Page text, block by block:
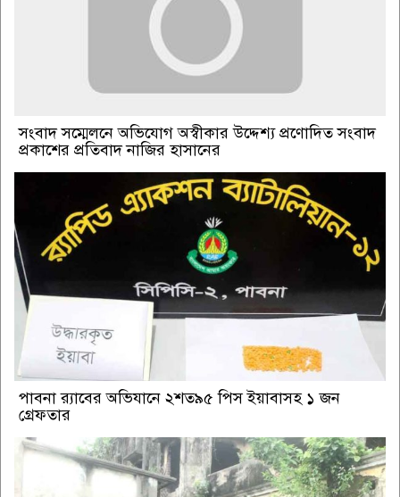
সংবাদ সম্মেলনে অভিযোগ অস্বীকার উদ্দেশ্য প্রণোদিত সংবাদ
প্রকাশের প্রতিবাদ নাজির হাসানের
পাবনা র‌্যাবের অভিযানে ২শত৯৫ পিস ইয়াবাসহ ১ জন
গ্রেফতার